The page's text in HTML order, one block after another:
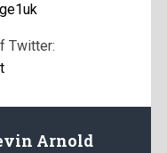
Twitter:
Arnold